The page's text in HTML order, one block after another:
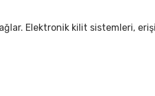
Elektronik kilit sistemleri,